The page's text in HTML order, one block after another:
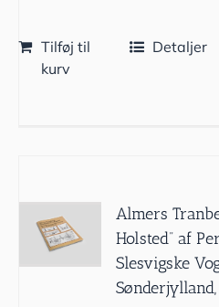
Tilføj til
kurv
Detaljer
Almers
Holsted” af
Slesvigske